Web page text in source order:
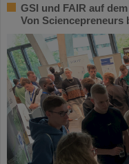
GSI und FAIR auf
Von Sciencepreneurs